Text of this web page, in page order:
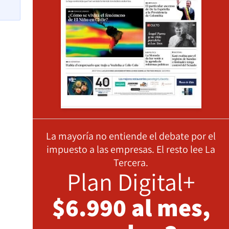
La mayoría no entiende el debate por el
impuesto a las empresas. El resto lee La
Tercera.
Plan Digital+
$6.990 al mes,